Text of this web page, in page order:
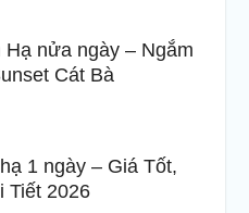
Hạ nửa ngày – Ngắm
Cát Bà
1 ngày – Giá Tốt,
Tiết 2026